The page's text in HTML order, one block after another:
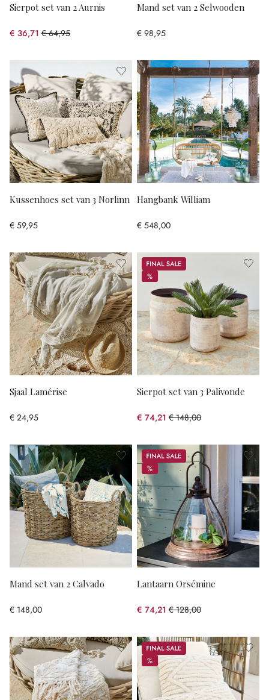
Sierpot set van 2 Aurnis
€ 36,71 € 64,95
(43.48% gespart)
Mand set van 2 Selwooden
€ 98,95
Kussenhoes set van 3 Norlinn
€ 59,95
Hangbank William
€ 548,00
Sjaal Lamérise
€ 24,95
Sale
%
%
Sierpot set van 3 Palivonde
€ 74,21 € 148,00
(49.86% gespart)
Mand set van 2 Calvado
€ 148,00
Sale
%
%
Lantaarn Orsémine
€ 74,21 € 128,00
(42.02% gespart)
Sale
%
%